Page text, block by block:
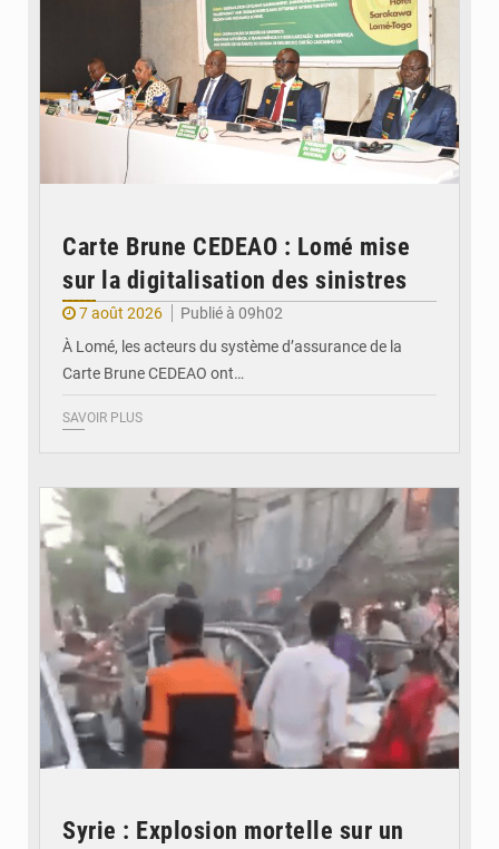
Carte Brune CEDEAO : Lomé mise
sur la digitalisation des sinistres
7 août 2026
Publié à 09h02
À Lomé, les acteurs du système d’assurance de la
Carte Brune CEDEAO ont…
SAVOIR PLUS
Syrie : Explosion mortelle sur un